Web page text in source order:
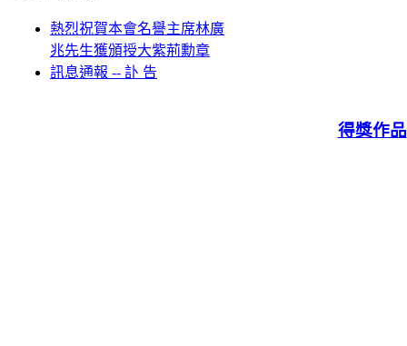
熱烈祝賀本會名譽主席林廣
兆先生獲頒授大紫荊勳章
訊息通報 -- 訃 告
得獎作品